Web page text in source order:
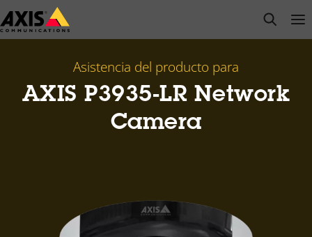
Saltar
al
open
Asistencia del producto para
AXIS P3935-LR Network
Camera